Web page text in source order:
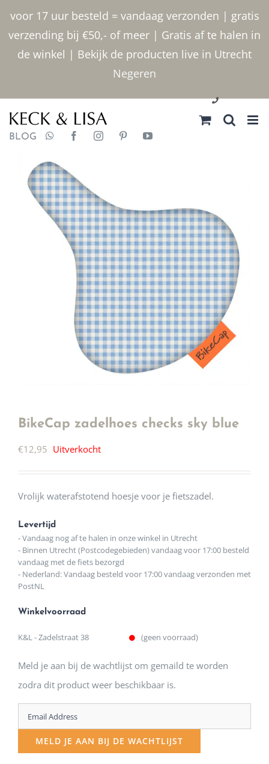
voor 17 uur besteld = vandaag verzonden | gratis
verzending bij €50,- of meer | Gratis af te halen in
de winkel | Bekijk de producten live in Utrecht
Negeren
inhoud
030 2400000
BLOG
BikeCap zadelhoes checks sky blue
€12,95 Uitverkocht
Vrolijk waterafstotend hoesje voor je fietszadel.
Levertijd
- Vandaag nog af te halen in onze winkel in Utrecht
- Binnen Utrecht (Postcodegebieden) vandaag voor 17:00 besteld
vandaag met de fiets bezorgd
- Nederland: Vandaag besteld voor 17:00 vandaag verzonden met
PostNL
Winkelvoorraad
K&L - Zadelstraat 38 (geen voorraad)
Meld je aan bij de wachtlijst om gemaild te worden
zodra dit product weer beschikbaar is.
Enter
your
email
MELD JE AAN BIJ DE WACHTLIJST